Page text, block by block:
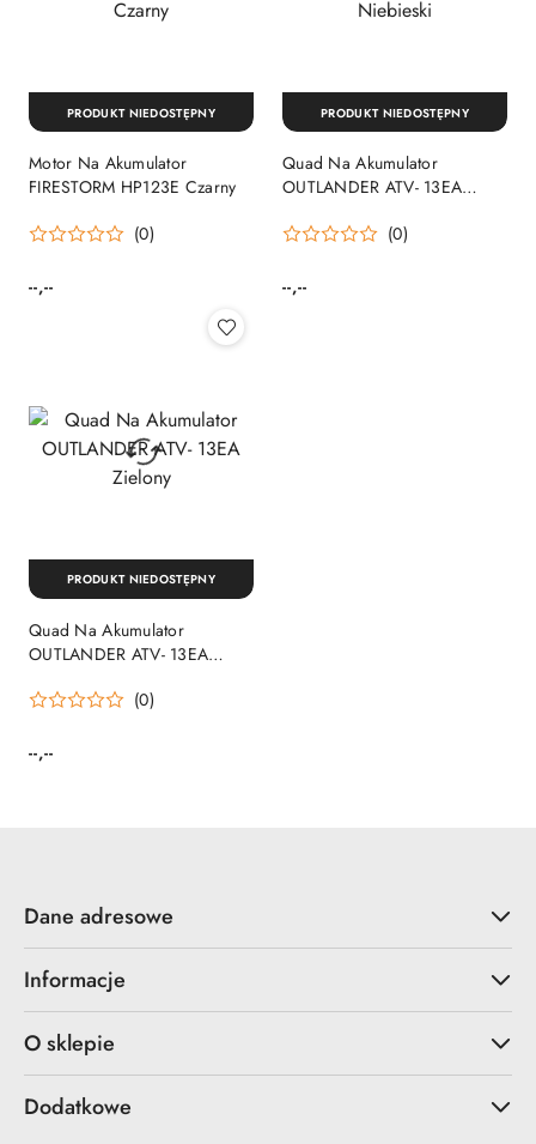
Motor Na Akumulator
FIRESTORM HP123E Czarny
(0)
Cena:
--,--
PRODUKT NIEDOSTĘPNY
Quad Na Akumulator
OUTLANDER ATV- 13EA
(0)
Cena:
--,--
PRODUKT NIEDOSTĘPNY
Quad Na Akumulator
OUTLANDER ATV- 13EA
(0)
Cena:
--,--
PRODUKT NIEDOSTĘPNY
Dane adresowe
Informacje
O sklepie
Dodatkowe